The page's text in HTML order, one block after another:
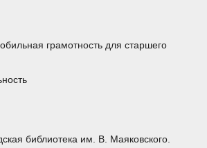
грамотность для старшего
библиотека им. В. Маяковского.